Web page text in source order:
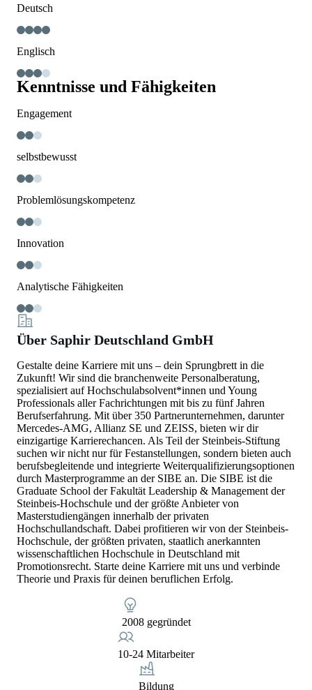
Deutsch
Englisch
Kenntnisse und Fähigkeiten
Engagement
selbstbewusst
Problemlösungskompetenz
Innovation
Analytische Fähigkeiten
Über Saphir Deutschland GmbH
Gestalte deine Karriere mit uns – dein Sprungbrett in die
Zukunft! Wir sind die branchenweite Personalberatung,
spezialisiert auf Hochschulabsolvent*innen und Young
Professionals aller Fachrichtungen mit bis zu fünf Jahren
Berufserfahrung. Mit über 350 Partnerunternehmen, darunter
Mercedes-AMG, Allianz SE und ZEISS, bieten wir dir
einzigartige Karrierechancen. Als Teil der Steinbeis-Stiftung
suchen wir nicht nur für Festanstellungen, sondern bieten auch
berufsbegleitende und integrierte Weiterqualifizierungsoptionen
durch Masterprogramme an der SIBE an. Die SIBE ist die
Graduate School der Fakultät Leadership & Management der
Steinbeis-Hochschule und der größte Anbieter von
Masterstudiengängen innerhalb der privaten
Hochschullandschaft. Dabei profitieren wir von der Steinbeis-
Hochschule, der größten privaten, staatlich anerkannten
wissenschaftlichen Hochschule in Deutschland mit
Promotionsrecht. Starte deine Karriere mit uns und verbinde
Theorie und Praxis für deinen beruflichen Erfolg.
2008 gegründet
10-24 Mitarbeiter
Bildung